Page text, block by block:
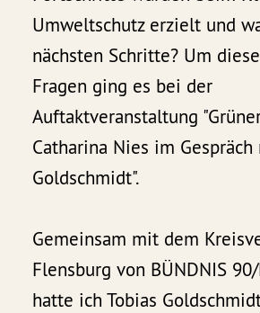
Umweltschutz erzielt und
nächsten Schritte? Um
Fragen ging es bei der
Auftaktveranstaltung
Catharina Nies im Gespräch
Goldschmidt".
Gemeinsam mit dem
Flensburg von BÜNDNIS 90/
hatte ich Tobias